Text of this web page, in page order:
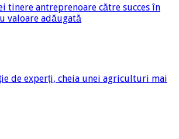
tinere antreprenoare către succes în
valoare adăugată
de experți, cheia unei agriculturi mai